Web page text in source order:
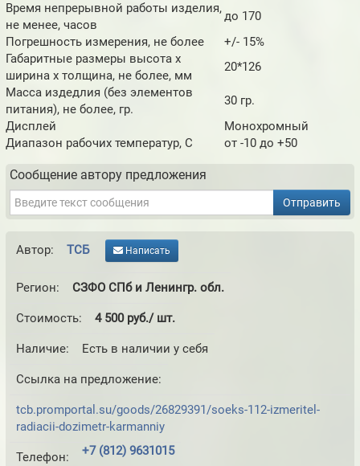
Время непрерывной работы изделия,
не менее, часов
до 170
Погрешность измерения, не более
+/- 15%
Габаритные размеры высота х
ширина х толщина, не более, мм
20*126
Масса издедлия (без элементов
питания), не более, гр.
30 гр.
Дисплей
Монохромный
Диапазон рабочих температур, С
от -10 до +50
Сообщение автору предложения
Отправить
Автор: ТСБ Написать
Регион: СЗФО СПб и Ленингр. обл.
Стоимость: 4 500 руб./ шт.
Наличие: Есть в наличии у себя
Ссылка на предложение:
tcb.promportal.su/goods/26829391/soeks-112-izmeritel-
radiacii-dozimetr-karmanniy
Телефон: +7 (812) 9631015